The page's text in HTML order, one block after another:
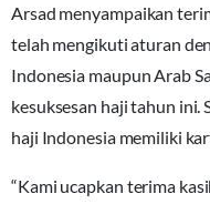
Arsad menyampaikan
telah mengikuti aturan
Indonesia maupun Arab
kesuksesan haji tahun ini.
haji Indonesia memiliki
“Kami ucapkan terima